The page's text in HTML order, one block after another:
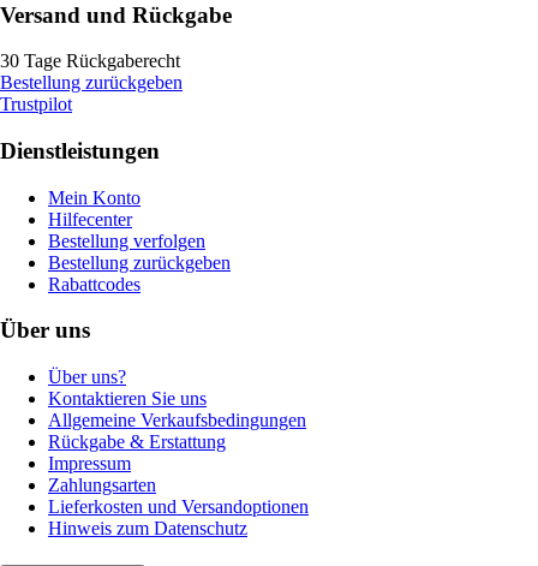
Versand und Rückgabe
30 Tage Rückgaberecht
Bestellung zurückgeben
Trustpilot
Dienstleistungen
Mein Konto
Hilfecenter
Bestellung verfolgen
Bestellung zurückgeben
Rabattcodes
Über uns
Über uns?
Kontaktieren Sie uns
Allgemeine Verkaufsbedingungen
Rückgabe & Erstattung
Impressum
Zahlungsarten
Lieferkosten und Versandoptionen
Hinweis zum Datenschutz